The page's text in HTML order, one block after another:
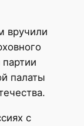
вручили
палаты
с